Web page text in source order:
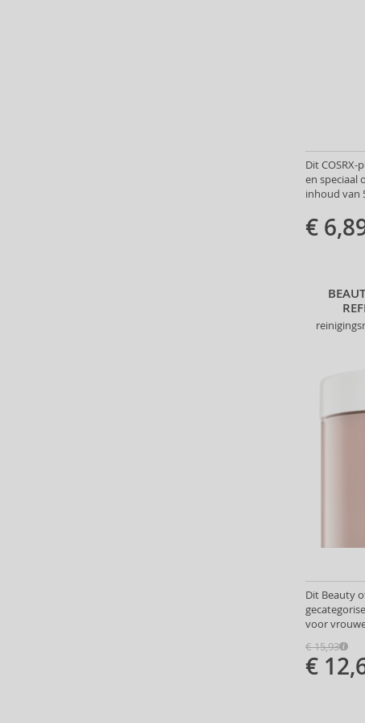
Dit
en speciaal
inhoud van
€
Dit Beauty
voor
€ 15,93
€